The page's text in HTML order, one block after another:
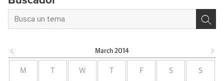
March 2014
M W F S S